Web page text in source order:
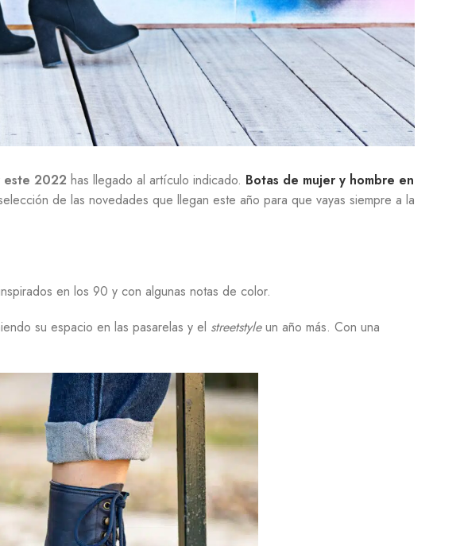
este 2022 has llegado al artículo indicado. Botas de mujer y hombre en
de las novedades que llegan este año para que vayas siempre a la
en los 90 y con algunas notas de color.
su espacio en las pasarelas y el streetstyleun año más. Con una